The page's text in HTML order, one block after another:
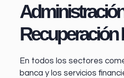
Recuperación
En todos los sectores
banca y los servicios